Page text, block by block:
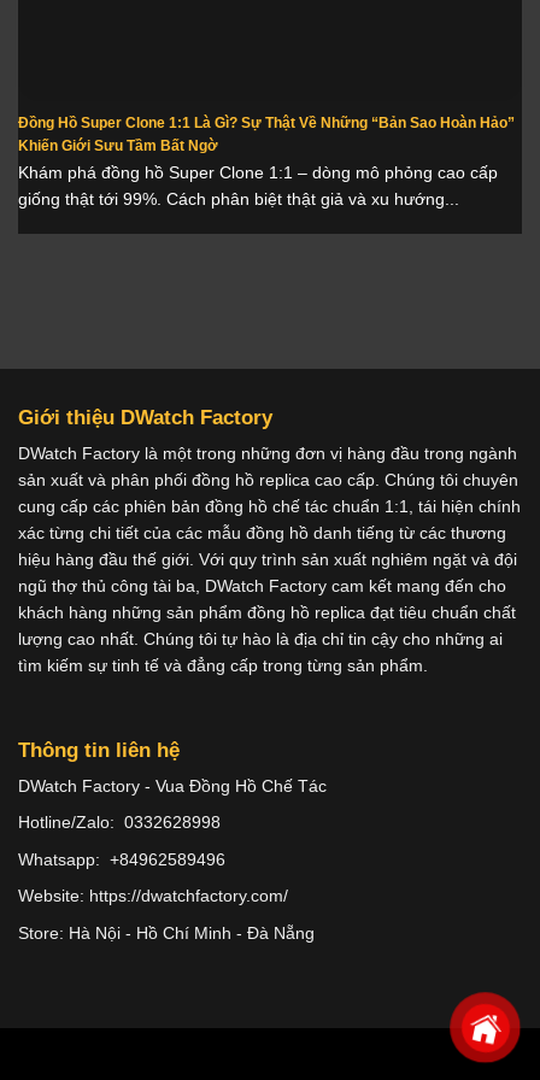
Đồng Hồ Super Clone 1:1 Là Gì? Sự Thật Về Những “Bản Sao Hoàn Hảo”
Khiến Giới Sưu Tầm Bất Ngờ
Khám phá đồng hồ Super Clone 1:1 – dòng mô phỏng cao cấp
giống thật tới 99%. Cách phân biệt thật giả và xu hướng...
Giới thiệu DWatch Factory
DWatch Factory là một trong những đơn vị hàng đầu trong ngành
sản xuất và phân phối đồng hồ replica cao cấp. Chúng tôi chuyên
cung cấp các phiên bản đồng hồ chế tác chuẩn 1:1, tái hiện chính
xác từng chi tiết của các mẫu đồng hồ danh tiếng từ các thương
hiệu hàng đầu thế giới. Với quy trình sản xuất nghiêm ngặt và đội
ngũ thợ thủ công tài ba, DWatch Factory cam kết mang đến cho
khách hàng những sản phẩm đồng hồ replica đạt tiêu chuẩn chất
lượng cao nhất. Chúng tôi tự hào là địa chỉ tin cậy cho những ai
tìm kiếm sự tinh tế và đẳng cấp trong từng sản phẩm.
Thông tin liên hệ
DWatch Factory - Vua Đồng Hồ Chế Tác
Hotline/Zalo: 0332628998
Whatsapp: +84962589496
Website: https://dwatchfactory.com/
Store: Hà Nội - Hồ Chí Minh - Đà Nẵng